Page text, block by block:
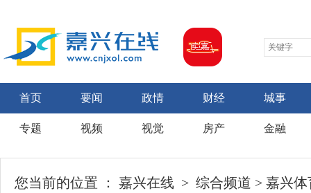
首页 要闻 政情 财经 城事
专题 视频 视觉 房产 金融
您当前的位置 ： 嘉兴在线 > 综合频道 > 嘉兴体